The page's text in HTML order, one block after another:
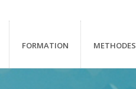
FORMATION METHODES